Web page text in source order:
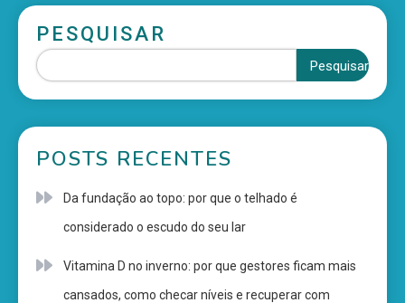
PESQUISAR
Pesquisar
POSTS RECENTES
Da fundação ao topo: por que o telhado é
considerado o escudo do seu lar
Vitamina D no inverno: por que gestores ficam mais
cansados, como checar níveis e recuperar com